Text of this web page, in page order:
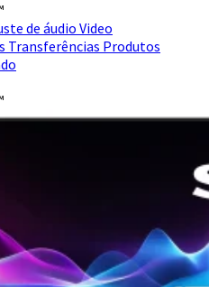
de áudio Video
Transferências Produtos